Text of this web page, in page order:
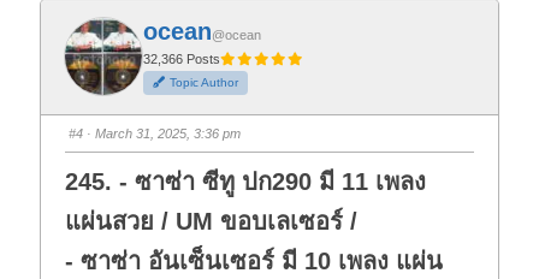
k
f
o
r
t
h
u
m
d
o
n
.
k
o
r
t
h
u
m
u
p
ocean@ocean
32,366 Posts
Topic Author
#4 · March 31, 2025, 3:36 pm
245. - ซาซ่า ซีทู ปก290 มี 11 เพลง
แผ่นสวย / UM ขอบเลเซอร์ /
- ซาซ่า อันเซ็นเซอร์ มี 10 เพลง แผ่น